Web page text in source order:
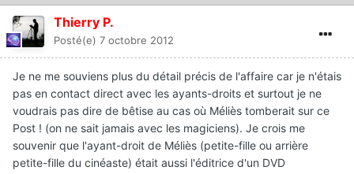
Thierry P.
Posté(e) 7 octobre 2012
Je ne me souviens plus du détail précis de l'affaire car je n'étais
pas en contact direct avec les ayants-droits et surtout je ne
voudrais pas dire de bêtise au cas où Méliès tomberait sur ce
Post ! (on ne sait jamais avec les magiciens). Je crois me
souvenir que l'ayant-droit de Méliès (petite-fille ou arrière
petite-fille du cinéaste) était aussi l'éditrice d'un DVD